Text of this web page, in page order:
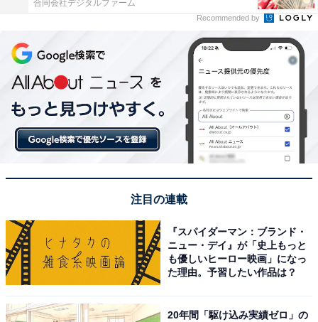
合同会社デジタルファーム
Recommended by
注目の連載
『スパイダーマン：ブランド・
ニュー・デイ』が「史上もっと
も優しいヒーロー映画」になっ
た理由。予習したい作品は？
20年間「駆け込み実績ゼロ」の